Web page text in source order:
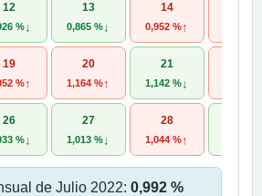
12
%↓
13
0,865 % ↓
14
0,952 %↑
19
%↑
20
1,164 %↑
21
1,142 % ↓
26
%↓
27
1,013 % ↓
28
1,044 %↑
de Julio 2022: 0,992 %